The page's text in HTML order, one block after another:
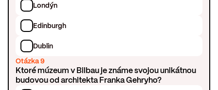
Londýn
Edinburgh
Dublin
Otázka 9
Ktoré múzeum v Bilbau je známe svojou unikátnou
budovou od architekta Franka Gehryho?